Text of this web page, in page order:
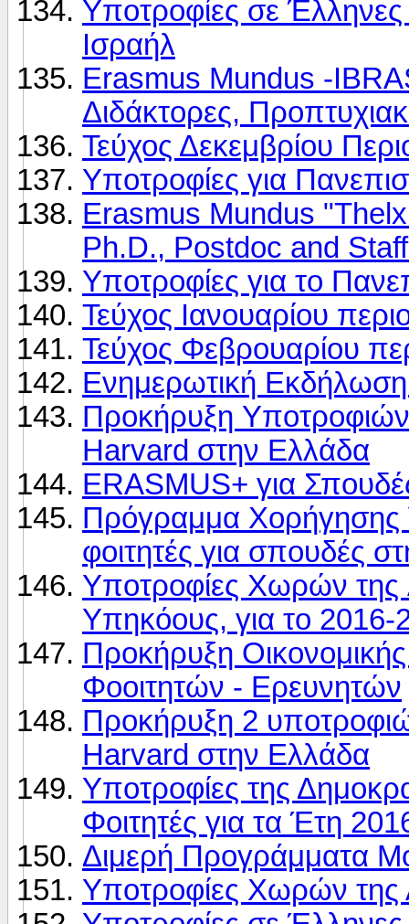
Υποτροφίες σε
Ισραήλ
Erasmus Mundus -
Διδάκτορες,
Τεύχος Δεκεμβρίου
Υποτροφίες για
Erasmus Mundus
Ph.D., Postdoc and
Υποτροφίες για το
Τεύχος Ιανουαρίου
Τεύχος Φεβρουαρίου
Ενημερωτική
Προκήρυξη
Harvard στην Ελλάδα
ERASMUS+ για
Πρόγραμμα
φοιτητές για σπουδές
Υποτροφίες Χωρών
Yπηκόους, για το 2016-
Προκήρυξη
Φοοιτητών - Ερευνητών
Προκήρυξη 2
Harvard στην Ελλάδα
Yποτροφίες της
Φοιτητές για τα Έτη
Διμερή Προγράμματα
Υποτροφίες Χωρών